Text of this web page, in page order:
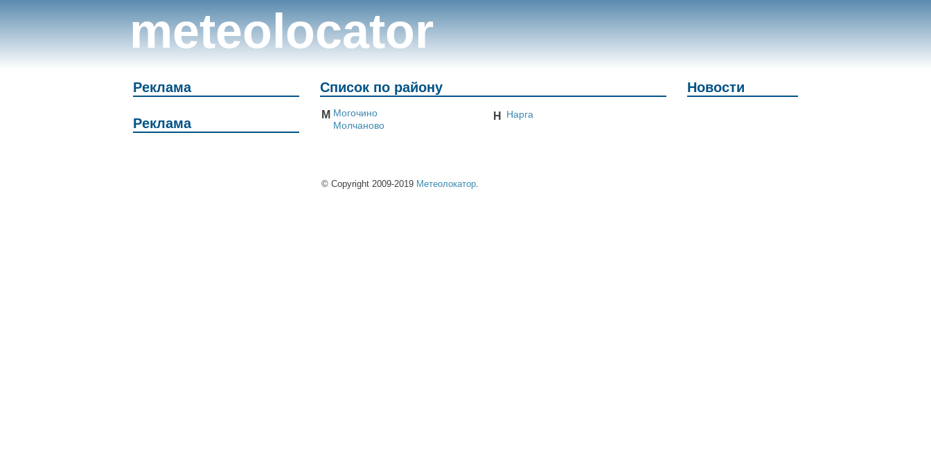
meteolocator
Реклама
Реклама
Список по району
М Могочино
Молчаново
Н Нарга
© Copyright 2009-2019 Метеолокатор.
Новости